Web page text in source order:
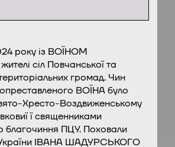
року із ВОЇНОМ
сіл Повчанської та
громад. Чин
ВОЇНА було
Хресто-Воздвиженському
ї священниками
благочиння ПЦУ. Поховали
України ІВАНА ШАДУРСЬКОГО